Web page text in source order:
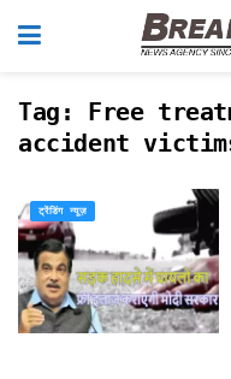
Tag: Free
accident
ट्रेंडिंग न्यूज़